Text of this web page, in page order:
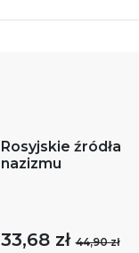
Rosyjskie źródła
nazizmu
33,68 zł44,90 zł